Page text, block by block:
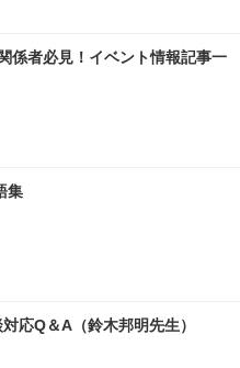
係者必見！イベント情報記事一
集
応Q＆A（鈴木邦明先生）